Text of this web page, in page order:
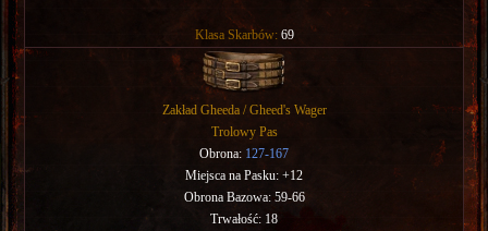
Klasa Skarbów: 69
Zakład Gheeda / Gheed's Wager
Trolowy Pas
Obrona: 127-167
Miejsca na Pasku: +12
Obrona Bazowa: 59-66
Trwałość: 18